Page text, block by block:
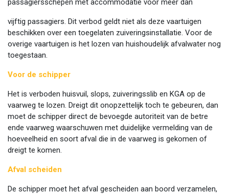
passagiersschepen met accommodatie voor meer dan
vijftig passagiers. Dit verbod geldt niet als deze vaartuigen
beschikken over een toegelaten zuiveringsinstallatie. Voor de
overige vaartuigen is het lozen van huishoudelijk afvalwater nog
toegestaan.
Voor de schipper
Het is verboden huisvuil, slops, zuiveringsslib en KGA op de
vaarweg te lozen. Dreigt dit onopzettelijk toch te gebeuren, dan
moet de schipper direct de bevoegde autoriteit van de betre
ende vaarweg waarschuwen met duidelijke vermelding van de
hoeveelheid en soort afval die in de vaarweg is gekomen of
dreigt te komen.
Afval scheiden
De schipper moet het afval gescheiden aan boord verzamelen,